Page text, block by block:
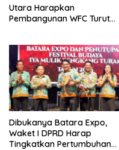
Utara Harapkan
Pembangunan WFC Turut
Dibukanya Batara Expo,
Waket I DPRD Harap
Tingkatkan Pertumbuhan